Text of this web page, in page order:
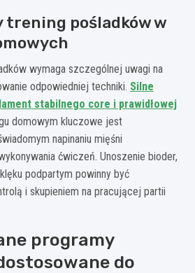
pośladków w
wymaga szczególnej uwagi na
odpowiedniej techniki. Silne
stabilnego core i prawidłowej
domowym kluczowe jest
napinaniu mięśni
ćwiczeń. Unoszenie bioder,
podpartym powinny być
i skupieniem na pracującej partii
programy
do